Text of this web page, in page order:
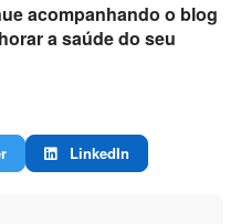
acompanhando o blog
a saúde do seu
LinkedIn